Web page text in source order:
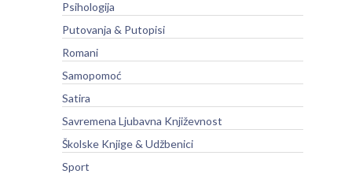
Psihologija
Putovanja & Putopisi
Romani
Samopomoć
Satira
Savremena Ljubavna Književnost
Školske Knjige & Udžbenici
Sport